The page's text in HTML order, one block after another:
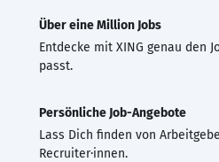
Über eine Million Jobs
Entdecke mit XING genau den
passt.
Persönliche Job-Angebote
Lass Dich finden von
Recruiter·innen.